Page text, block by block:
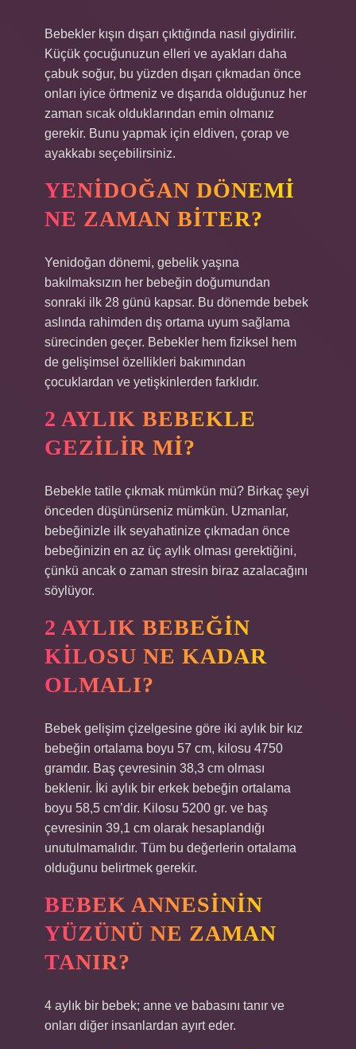
Bebekler kışın dışarı çıktığında nasıl giydirilir.
Küçük çocuğunuzun elleri ve ayakları daha
çabuk soğur, bu yüzden dışarı çıkmadan önce
onları iyice örtmeniz ve dışarıda olduğunuz her
zaman sıcak olduklarından emin olmanız
gerekir. Bunu yapmak için eldiven, çorap ve
ayakkabı seçebilirsiniz.
YENIDOĞAN DÖNEMI
NE ZAMAN BITER?
Yenidoğan dönemi, gebelik yaşına
bakılmaksızın her bebeğin doğumundan
sonraki ilk 28 günü kapsar. Bu dönemde bebek
aslında rahimden dış ortama uyum sağlama
sürecinden geçer. Bebekler hem fiziksel hem
de gelişimsel özellikleri bakımından
çocuklardan ve yetişkinlerden farklıdır.
2 AYLIK BEBEKLE
GEZILIR MI?
Bebekle tatile çıkmak mümkün mü? Birkaç şeyi
önceden düşünürseniz mümkün. Uzmanlar,
bebeğinizle ilk seyahatinize çıkmadan önce
bebeğinizin en az üç aylık olması gerektiğini,
çünkü ancak o zaman stresin biraz azalacağını
söylüyor.
2 AYLIK BEBEĞIN
KILOSU NE KADAR
OLMALI?
Bebek gelişim çizelgesine göre iki aylık bir kız
bebeğin ortalama boyu 57 cm, kilosu 4750
gramdır. Baş çevresinin 38,3 cm olması
beklenir. İki aylık bir erkek bebeğin ortalama
boyu 58,5 cm’dir. Kilosu 5200 gr. ve baş
çevresinin 39,1 cm olarak hesaplandığı
unutulmamalıdır. Tüm bu değerlerin ortalama
olduğunu belirtmek gerekir.
BEBEK ANNESININ
YÜZÜNÜ NE ZAMAN
TANIR?
4 aylık bir bebek; anne ve babasını tanır ve
onları diğer insanlardan ayırt eder.